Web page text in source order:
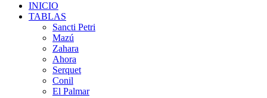
INICIO
TABLAS
Sancti Petri
Mazú
Zahara
Ahora
Serquet
Conil
El Palmar